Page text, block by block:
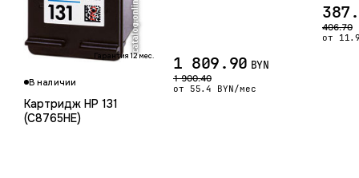
Гарантия 12 мес.
В наличии
Картридж HP 131
(C8765HE)
1 809.90 BYN
1 900.40
от 55.4 BYN/мес
406.70
от